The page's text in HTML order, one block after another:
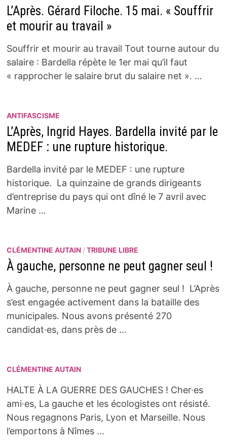
L’Après. Gérard Filoche. 15 mai. « Souffrir
et mourir au travail »
Souffrir et mourir au travail Tout tourne autour du
salaire : Bardella répète le 1er mai qu’il faut
« rapprocher le salaire brut du salaire net ». …
ANTIFASCISME
L’Après, Ingrid Hayes. Bardella invité par le
MEDEF : une rupture historique.
Bardella invité par le MEDEF : une rupture
historique. La quinzaine de grands dirigeants
d’entreprise du pays qui ont dîné le 7 avril avec
Marine …
CLÉMENTINE AUTAIN/TRIBUNE LIBRE
À gauche, personne ne peut gagner seul !
À gauche, personne ne peut gagner seul ! L’Après
s’est engagée activement dans la bataille des
municipales. Nous avons présenté 270
candidat·es, dans près de …
CLÉMENTINE AUTAIN
HALTE À LA GUERRE DES GAUCHES ! Cher·es
ami·es, La gauche et les écologistes ont résisté.
Nous regagnons Paris, Lyon et Marseille. Nous
l’emportons à Nîmes …